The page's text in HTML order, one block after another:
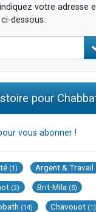
votre adresse
dessous.
pour
vous abonner !
(1) Argent & Travail
(2) Brit-Mila (5)
(14) Chavouot (1)